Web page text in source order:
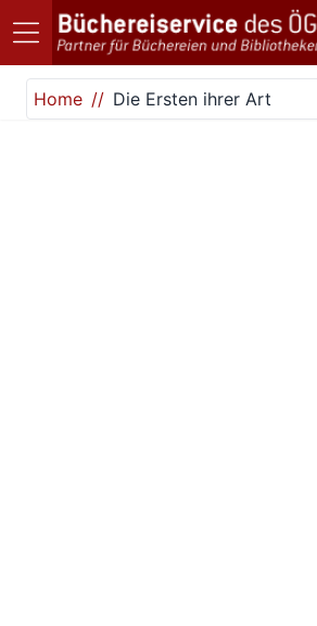
Direkt zum Inhalt
Home
Die Ersten ihrer Art